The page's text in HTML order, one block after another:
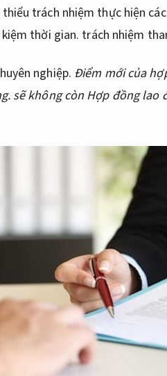
trách nhiệm thực hiện
thời gian. trách nhiệm
nghiệp. Điểm mới của
sẽ không còn Hợp đồng lao